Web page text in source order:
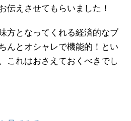
伝えさせてもらいました！
方となってくれる経済的なブ
んとオシャレで機能的！とい
これはおさえておくべきでし